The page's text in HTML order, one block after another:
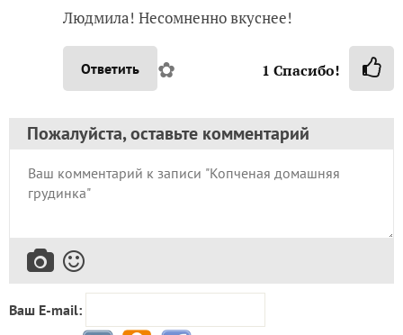
Людмила! Несомненно вкуснее!
Ответить ✿ 1 Спасибо!
Пожалуйста, оставьте комментарий
Ваш E-mail: